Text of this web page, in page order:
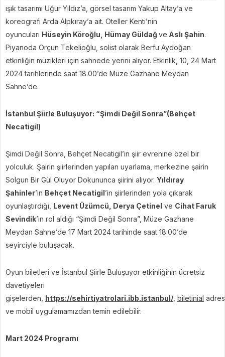
ışık tasarımı Uğur Yıldız’a, görsel tasarım Yakup Altay’a ve
koreografi Arda Alpkıray’a ait. Oteller Kenti’nin
oyuncuları Hüseyin Köroğlu, Hümay Güldağ ve Aslı Şahin.
Piyanoda Orçun Tekelioğlu, solist olarak Berfu Aydoğan
etkinliğin müzikleri için sahnede yerini alıyor. Etkinlik, 10, 24 Mart
2024 tarihlerinde saat 18.00’de Müze Gazhane Meydan
Sahne’de.
İstanbul Şiirle Buluşuyor: “Şimdi Değil Sonra”(Behçet
Necatigil)
Şimdi Değil Sonra, Behçet Necatigil’in şiir evrenine özel bir
yolculuk. Şairin şiirlerinden yapılan uyarlama, merkezine şairin
Solgun Bir Gül Oluyor Dokununca şiirini alıyor. Yıldıray
Şahinler’in Behçet Necatigil’in şiirlerinden yola çıkarak
oyunlaştırdığı, Levent Üzümcü, Derya Çetinel ve Cihat Faruk
Sevindik’in rol aldığı “Şimdi Değil Sonra”, Müze Gazhane
Meydan Sahne’de 17 Mart 2024 tarihinde saat 18.00’de
seyirciyle buluşacak.
Oyun biletleri ve İstanbul Şiirle Buluşuyor etkinliğinin ücretsiz
davetiyeleri
gişelerden, https://sehirtiyatrolari.ibb.istanbul/ biletinial
ve mobil uygulamamızdan temin edilebilir.
Mart 2024 Programı